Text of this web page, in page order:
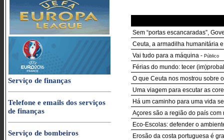
Serviço de finanças
Telefone e emails dos serviços
de finanças
Serviço de bombeiros
Sem “portas escancaradas”,
Ceuta, a armadilha humanitária
Vai tudo para a máquina - Público
Férias do mundo: tecer
O que Ceuta nos mostrou sobre
Uma viagem para escutar as
Há um caminho para uma vida
Açores são a região do país
Eco-Escolas: defender o
Erosão da costa portuguesa é